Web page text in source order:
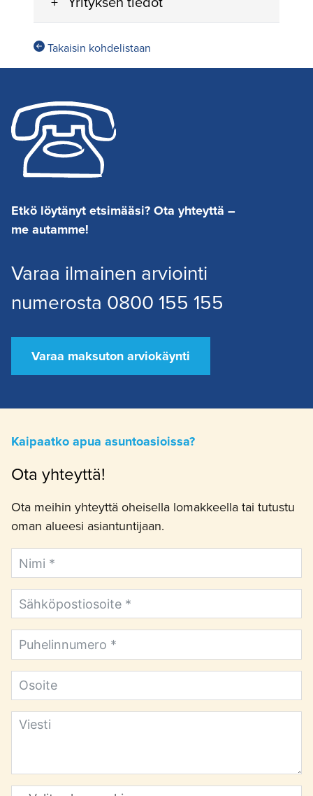
Takaisin kohdelistaan
Etkö löytänyt etsimääsi? Ota yhteyttä –
me autamme!
Varaa ilmainen arviointi
numerosta 0800 155 155
Varaa maksuton arviokäynti
Kaipaatko apua asuntoasioissa?
Ota yhteyttä!
Ota meihin yhteyttä oheisella lomakkeella tai tutustu
oman alueesi asiantuntijaan.